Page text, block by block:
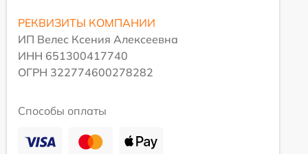
РЕКВИЗИТЫ КОМПАНИИ
ИП Велес Ксения Алексеевна
ИНН 651300417740
ОГРН 322774600278282
Способы оплаты